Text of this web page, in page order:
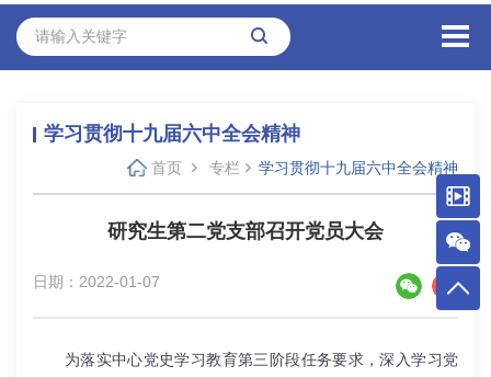
学习贯彻十九届六中全会精神
首页 专栏 学习贯彻十九届六中全会精神
研究生第二党支部召开党员大会
日期：2022-01-07
为落实中心党史学习教育第三阶段任务要求，深入学习党